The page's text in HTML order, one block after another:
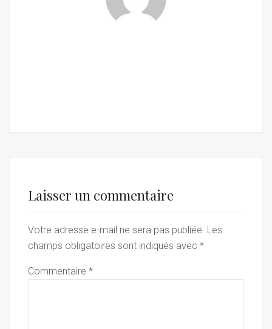
Laisser un commentaire
Votre adresse e-mail ne sera pas publiée. Les
champs obligatoires sont indiqués avec *
Commentaire *